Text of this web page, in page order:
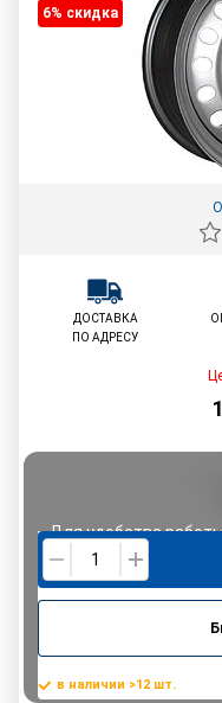
Для удобства
используем файлы
его, Вы
6% cкидка
ДОСТАВКА
ПО АДРЕСУ
По
в наличии >12 шт.